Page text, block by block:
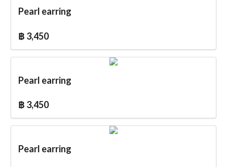
Pearl earring
฿ 3,450
Pearl earring
฿ 3,450
Pearl earring